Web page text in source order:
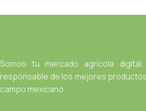
Somos tu mercado agrícola
responsable de los mejores
campo mexicano.